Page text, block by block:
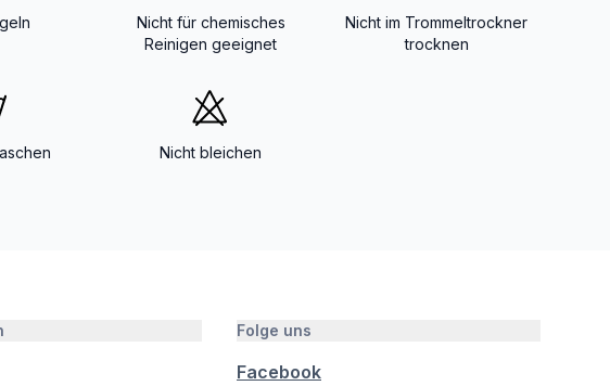
Nicht für chemisches
Reinigen geeignet
Nicht im Trommeltrockner
trocknen
Nicht bleichen
Folge uns
Facebook